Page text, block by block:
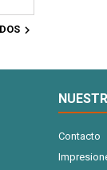

Contacto